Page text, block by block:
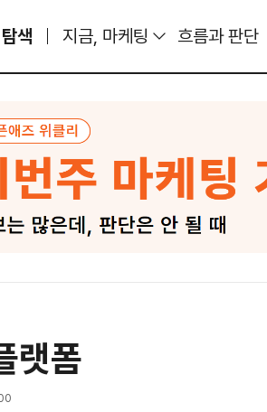
탐색 지금, 마케팅 흐름과 판단
랫폼